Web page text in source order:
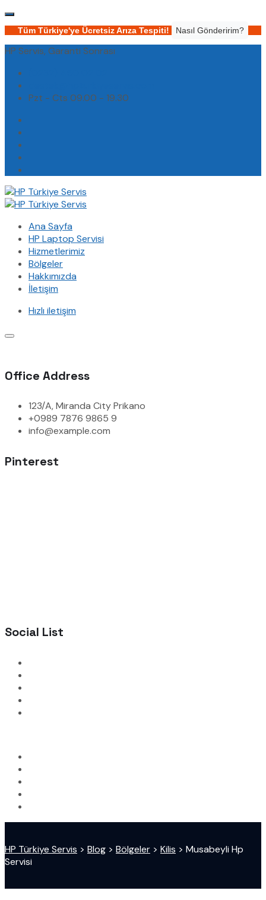
Tüm Türkiye'ye Ücretsiz Arıza Tespiti! Nasıl Gönderirim?
HP Servis, Garanti Sonrası
Pzt - Cts 09.00 - 19.30
Ana Sayfa
HP Laptop Servisi
Hizmetlerimiz
Bölgeler
Hakkımızda
İletişim
Hızlı iletişim
Office Address
123/A, Miranda City Prikano
+0989 7876 9865 9
info@example.com
Pinterest
Social List
HP Türkiye Servis > Blog > Bölgeler > Kilis > Musabeyli Hp
Servisi